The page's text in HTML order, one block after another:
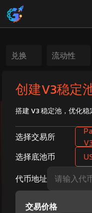
兑换 流动性
创建V3稳定
搭建 V3 稳定池，优化稳
选择交易所
选择底池币
代币地址
交易价格